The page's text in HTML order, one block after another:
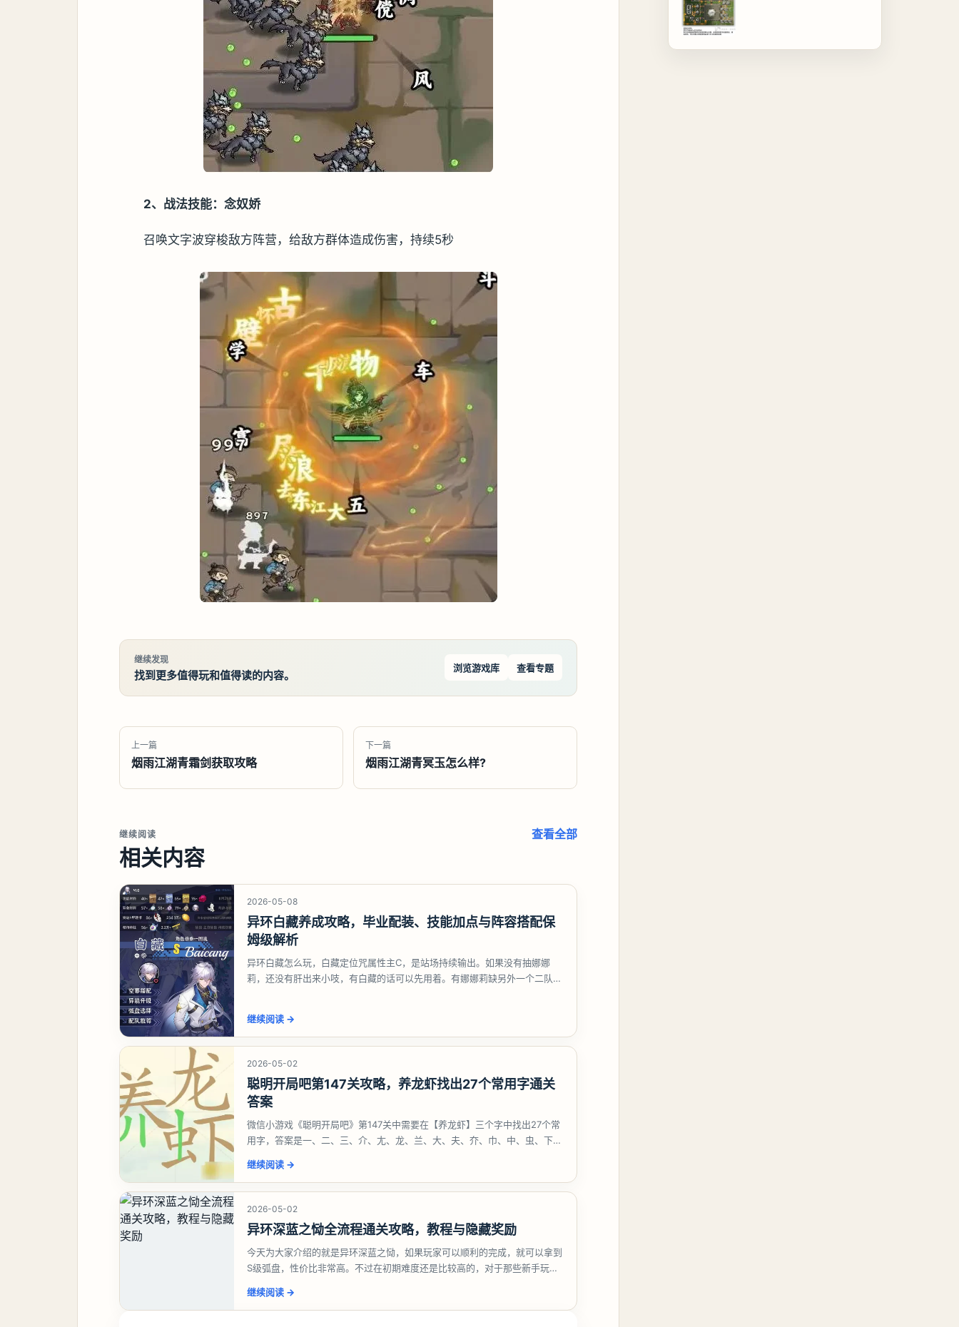
2、战法技能：念奴娇
召唤文字波穿梭敌方阵营，给敌方群体造成伤害，持续5秒
继续发现
找到更多值得玩和值得读的内容。
浏览游戏库 查看专题
上一篇
烟雨江湖青霜剑获取攻略
下一篇
烟雨江湖青冥玉怎么样?
继续阅读
相关内容
查看全部
2026-05-08
异环白藏养成攻略，毕业配装、技能加点与阵容搭配保
姆级解析
异环白藏怎么玩，白藏定位咒属性主C，是站场持续输出。如果没有抽娜娜
莉，还没有肝出来小吱，有白藏的话可以先用着。有娜娜莉缺另外一个二队C
继续阅读 →
2026-05-02
聪明开局吧第147关攻略，养龙虾找出27个常用字通关
答案
微信小游戏《聪明开局吧》第147关中需要在【养龙虾】三个字中找出27个常
用字，答案是一、二、三、介、尢、龙、兰、大、夫、夰、巾、中、虫、下、
继续阅读 →
2026-05-02
异环深蓝之恸全流程通关攻略，教程与隐藏奖励
今天为大家介绍的就是异环深蓝之恸，如果玩家可以顺利的完成，就可以拿到
S级弧盘，性价比非常高。不过在初期难度还是比较高的，对于那些新手玩家
继续阅读 →